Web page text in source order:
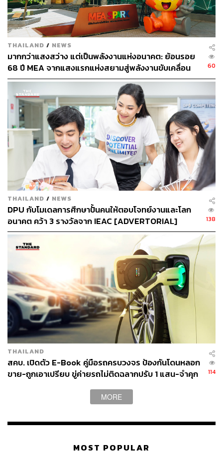
Mercedes-Benz G 450 d ยนตรกรรมเอสยูวีขนาดใหญ่
สำหรับผู้ที่หลงใหลในเครื่องยนต์ดีเซลอันทรงพลัง และ
Mercedes-Benz G 580 with EQ Technology ครั้งแรกของ
G-Class ที่ขับเคลื่อนด้วยขุมพลังไฟฟ้า ผสมผสานสมรรถนะ
ระดับสูง และความหรูหราตามแบบฉบับของ Mercedes-
Benz แต่ยังคงความคลาสสิกด้วยรูปลักษณ์สไตล์ได้อย่าง
ลงตัว มีมาให้เลือกถึง 2 รุ่นย่อย ได้แก่ ‘STANDARD’ และ
‘EDITION ONE’
นอกจากนี้ยังมีการเปิดตัว E-Class รุ่นย่อยรุ่นใหม่ การกลับ
มาของโลโก้ Mercedes-Benz ที่โดดเด่นบนกระโปรงหน้า
Exclusive Bodystyling มาพร้อมการออกแบบที่ผสานความ
คลาสสิกเข้ากับเทคโนโลยีล้ำสมัย และระบบความปลอดภัย
อัจฉริยะที่พร้อมดูแลคุณในทุกเส้นทาง
พิเศษสำหรับครอบครัวใหญ่ที่ต้องการความสะดวกสบาย
ระดับพรีเมียม V-Class รถอเนกประสงค์สุดหรูที่มาพร้อมห้อง
โดยสารกว้างขวาง รองรับผู้โดยสารได้ถึง 6 ที่นั่ง ตกแต่งด้วย
วัสดุคุณภาพสูง พร้อมระบบความบันเทิงครบครัน ให้ทุกทริป
ของครอบครัวเต็มเปี่ยมไปด้วยความสุข
สามารถดูรายละเอียดข้อเสนอพิเศษแบบเดียวกับ Motor Expo
ระดับตำนานและดวงดาวบนท้องฟ้าได้ที่บูธ Mercedes-Benz
THAILAND / NEWS
มากกว่าแสงสว่าง แต่เป็นพลังงานแห่งอนาคต: ย้อนรอย
68 ปี MEA จากแสงแรกแห่งสยามสู่พลังงานขับเคลื่อน
เมือง ผ่าน MEA SPARK
60
THAILAND / NEWS
DPU กับโมเดลการศึกษาปั้นคนให้ตอบโจทย์งานและโลก
อนาคต คว้า 3 รางวัลจาก IEAC [ADVERTORIAL]
138
THAILAND
สคบ. เปิดตัว E-Book คู่มือรถครบวงจร ป้องกันโดนหลอก
ขาย-ถูกเอาเปรียบ ขู่ค่ายรถไม่ติดฉลากปรับ 1 แสน-จำคุก
114
MORE
MOST POPULAR